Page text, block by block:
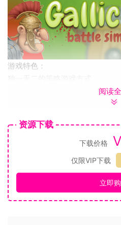
游戏特色：
《阿斯泰利克斯历险记》和奥勃
布娃娃物理系统——大家都爱布娃
在罗马人的军团中杀出一条血路
动，使用魔法和道具给你自己增
阅读
资源下载
下载价格
仅限VIP下载
立即